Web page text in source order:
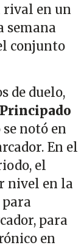
rival en un
semana
conjunto
de duelo,
Principado
notó en
En el
el
nivel en la
para
en